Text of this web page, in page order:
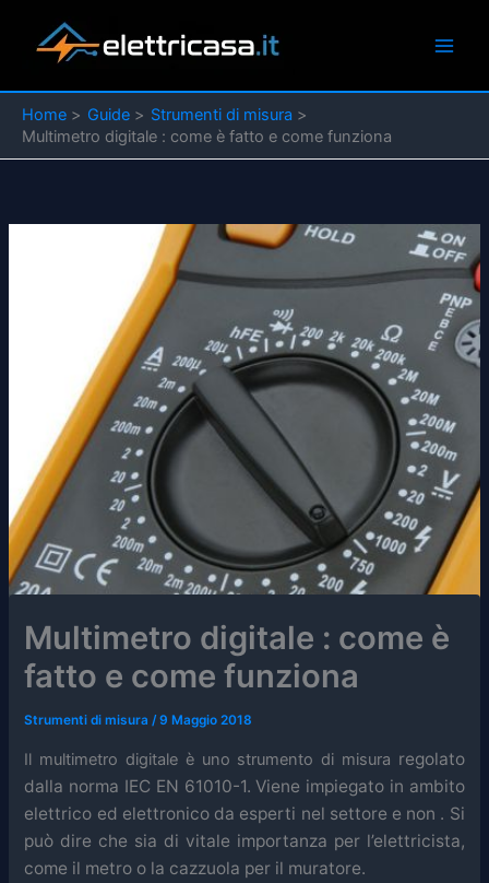
contenuto
Home Guide
Strumenti di misura
Multimetro digitale : come è fatto e come funziona
Multimetro digitale : come è
fatto e come funziona
Strumenti di misura /9 Maggio 2018
Il multimetro digitale è uno strumento di misura regolato
dalla norma IEC EN 61010-1. Viene impiegato in ambito
elettrico ed elettronico da esperti nel settore e non . Si
può dire che sia di vitale importanza per l’elettricista,
come il metro o la cazzuola per il muratore.